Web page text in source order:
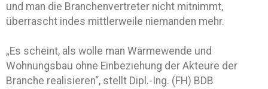
und man die Branchenvertreter nicht mitnimmt,
überrascht indes mittlerweile niemanden mehr.
„Es scheint, als wolle man Wärmewende und
Wohnungsbau ohne Einbeziehung der Akteure der
Branche realisieren“, stellt Dipl.-Ing. (FH) BDB